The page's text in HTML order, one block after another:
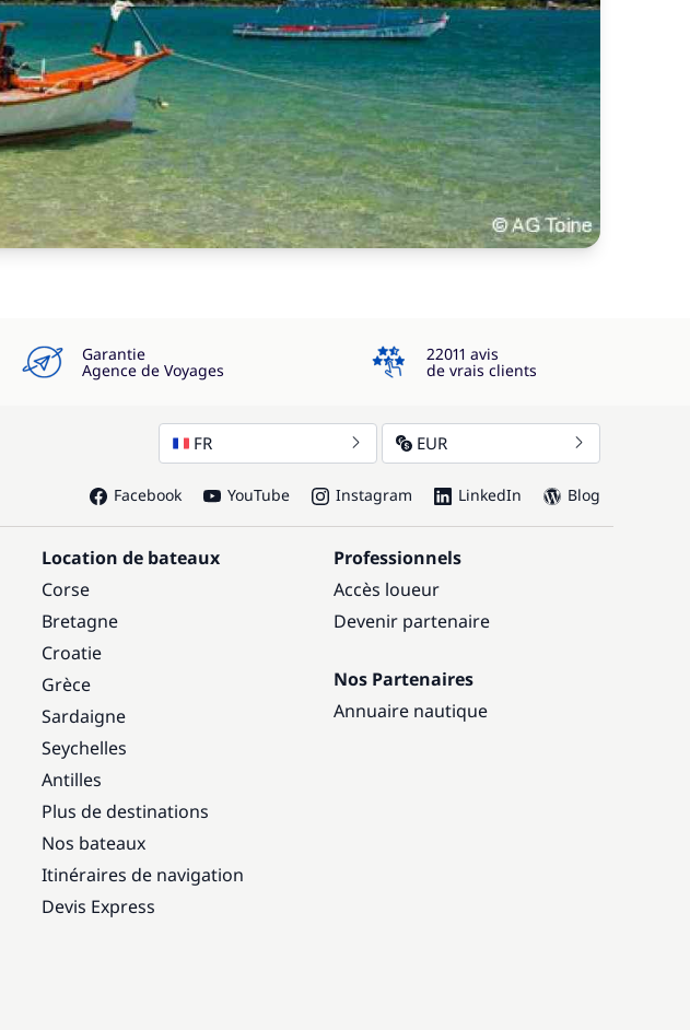
Garantie
Agence de Voyages
4.3
22011 avis
de vrais clients
FR EUR
Facebook YouTube Instagram LinkedIn Blog
Location de bateaux
Corse
Bretagne
Croatie
Grèce
Sardaigne
Seychelles
Antilles
Plus de destinations
Nos bateaux
Itinéraires de navigation
Devis Express
Professionnels
Accès loueur
Devenir partenaire
Nos Partenaires
Annuaire nautique